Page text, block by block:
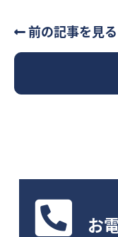
前の記事を見る
お